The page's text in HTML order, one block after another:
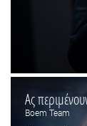
Ας
Boem Team